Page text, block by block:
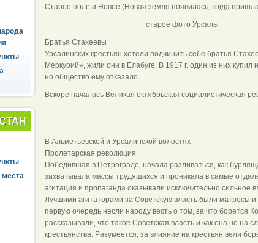
места
Старое поле и Новое (Новая земля появилась, когда
старое фото
Братья Стахеевы
Урсалинских крестьян хотели подчинить себе братья
Меркурий», жили они в Елабуге. В 1917 г. один из них
но общество ему отказало.
Вскоре началась Великая октябрьская социалистическая
В Альметьевской и Урсалинской волостях
Пролетарская революция
Победившая в Петрограде, начала разливаться, как
захватывала массы трудящихся и проникала в самые
агитация и пропаганда оказывали исключительно сильное
Лучшими агитаторами за Советскую власть были матросы
первую очередь несли народу весть о том, за что борется
рассказывали, что такое Советская власть и как она не на
крестьянства. Разумеется, за влияние на крестьян вели